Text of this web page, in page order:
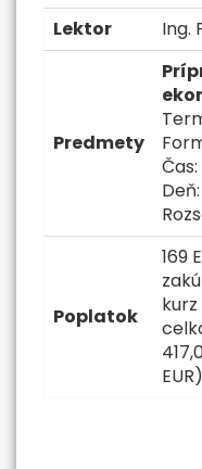
Lektor
Ing.
Predmety
Čas:
Poplatok
169
kurz